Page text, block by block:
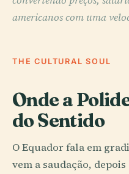
americanos com uma
THE CULTURAL SOUL
Onde a
do Sentido
O Equador fala em
vem a saudação,